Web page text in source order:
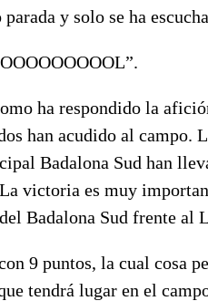
y solo se ha
ha respondido la
han acudido al campo.
Badalona Sud han
victoria es muy
Badalona Sud frente al
9 puntos, la cual cosa
tendrá lugar en el